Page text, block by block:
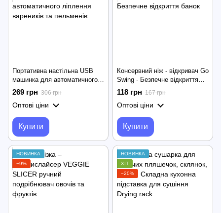
Портативна настільна USB
машинка для автоматичного
ліплення вареників та
пельменів
269 грн 306 грн
Оптові ціни
Купити
Консервний ніж - відкривач Go
Swing ∙ Безпечне відкриття
банок
118 грн 167 грн
Оптові ціни
Купити
НОВИНКА
−9%
НОВИНКА
ХІТ
−20%